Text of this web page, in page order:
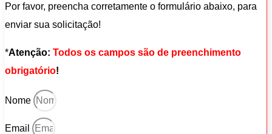
Por favor, preencha corretamente o formulário abaixo, para
enviar sua solicitação!
*Atenção: Todos os campos são de preenchimento
obrigatório!
Nome
Email